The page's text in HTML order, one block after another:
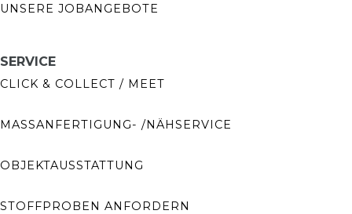
UNSERE JOBANGEBOTE
SERVICE
CLICK & COLLECT / MEET
MASSANFERTIGUNG- /NÄHSERVICE
OBJEKTAUSSTATTUNG
STOFFPROBEN ANFORDERN